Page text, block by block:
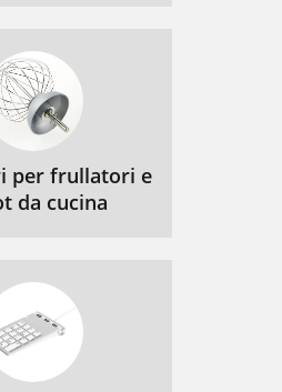
per frullatori e
da cucina